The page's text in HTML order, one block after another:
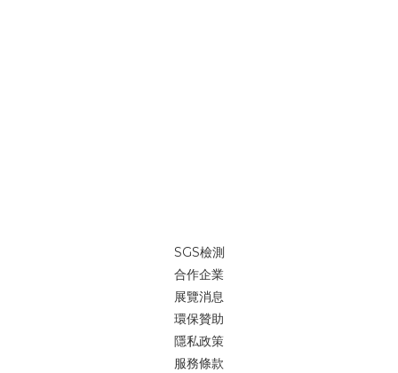
SGS檢測
合作企業
展覽消息
環保贊助
隱私政策
服務條款